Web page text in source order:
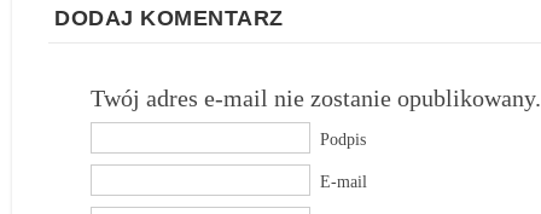
DODAJ KOMENTARZ
Twój adres e-mail nie zostanie opublikowany.
Podpis
E-mail